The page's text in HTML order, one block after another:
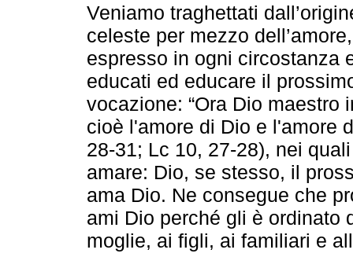
Veniamo traghettati
celeste per mezzo
espresso in ogni circostanza
educati ed educare il
vocazione: “Ora Dio
cioè l'amore di Dio e l'amore
28-31; Lc 10, 27-28), nei
amare: Dio, se stesso, il
ama Dio. Ne consegue che
ami Dio perché gli è ordinato
moglie, ai figli, ai familiari e